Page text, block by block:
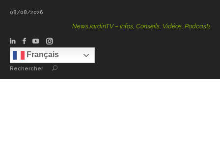
08/08/2026
NewsJardinTV – Infos, Conseils, Vidéos, Podcasts – 100
Français
Rechercher